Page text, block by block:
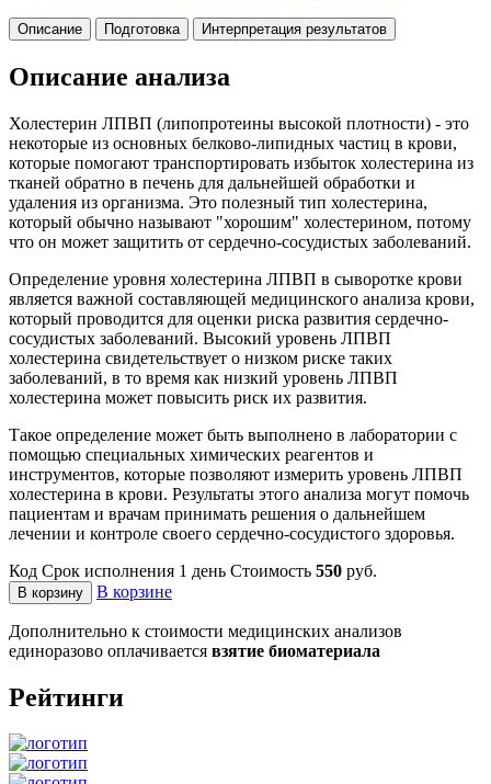
Описание Подготовка Интерпретация результатов
Описание анализа
Холестерин ЛПВП (липопротеины высокой плотности) - это
некоторые из основных белково-липидных частиц в крови,
которые помогают транспортировать избыток холестерина из
тканей обратно в печень для дальнейшей обработки и
удаления из организма. Это полезный тип холестерина,
который обычно называют "хорошим" холестерином, потому
что он может защитить от сердечно-сосудистых заболеваний.
Определение уровня холестерина ЛПВП в сыворотке крови
является важной составляющей медицинского анализа крови,
который проводится для оценки риска развития сердечно-
сосудистых заболеваний. Высокий уровень ЛПВП
холестерина свидетельствует о низком риске таких
заболеваний, в то время как низкий уровень ЛПВП
холестерина может повысить риск их развития.
Такое определение может быть выполнено в лаборатории с
помощью специальных химических реагентов и
инструментов, которые позволяют измерить уровень ЛПВП
холестерина в крови. Результаты этого анализа могут помочь
пациентам и врачам принимать решения о дальнейшем
лечении и контроле своего сердечно-сосудистого здоровья.
Код Срок исполнения 1 день Стоимость 550 руб.
В корзину В корзине
Дополнительно к стоимости медицинских анализов
единоразово оплачивается взятие биоматериала
Рейтинги